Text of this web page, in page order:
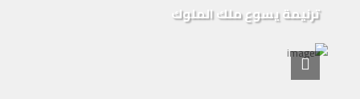
ترنيمة يسوع ملك الملوك